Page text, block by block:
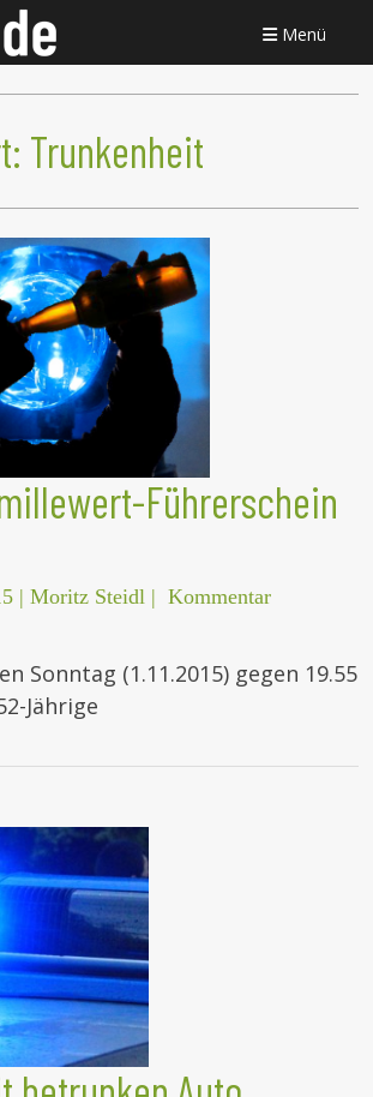
Menü
Trunkenheit
Führerschein
| Moritz Steidl | Kommentar
Sonntag (1.11.2015) gegen 19.55
Jährige